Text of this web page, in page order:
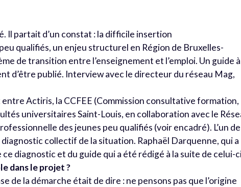
Il partait d’un constat : la difficile insertion
qualifiés, un enjeu structurel en Région de Bruxelles-
de transition entre l’enseignement et l’emploi. Un guide à
d’être publié. Interview avec le directeur du réseau Mag,
Actiris, la CCFEE (Commission consultative formation,
universitaires Saint-Louis, en collaboration avec le
des jeunes peu qualifiés (voir encadré). L’un de
collectif de la situation. Raphaël Darquenne, qui a
diagnostic et du guide qui a été rédigé à la suite de celui-
dans le projet ?
de la démarche était de dire : ne pensons pas que l’origine